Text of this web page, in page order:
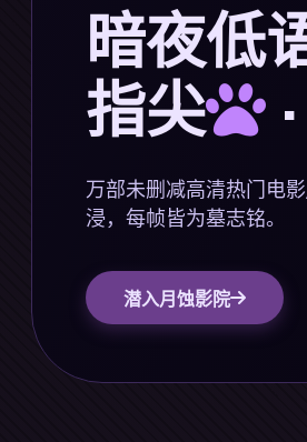
暗夜低
指尖
万部未删减高清热门电
浸，每帧皆为墓志铭。
潜入月蚀影院